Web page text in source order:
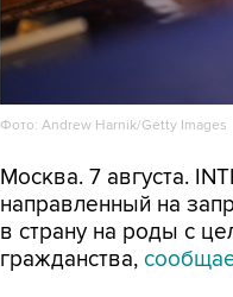
Фото: Andrew Harnik/Getty Images
Москва. 7 августа.
направленный на
в страну на роды с
гражданства,